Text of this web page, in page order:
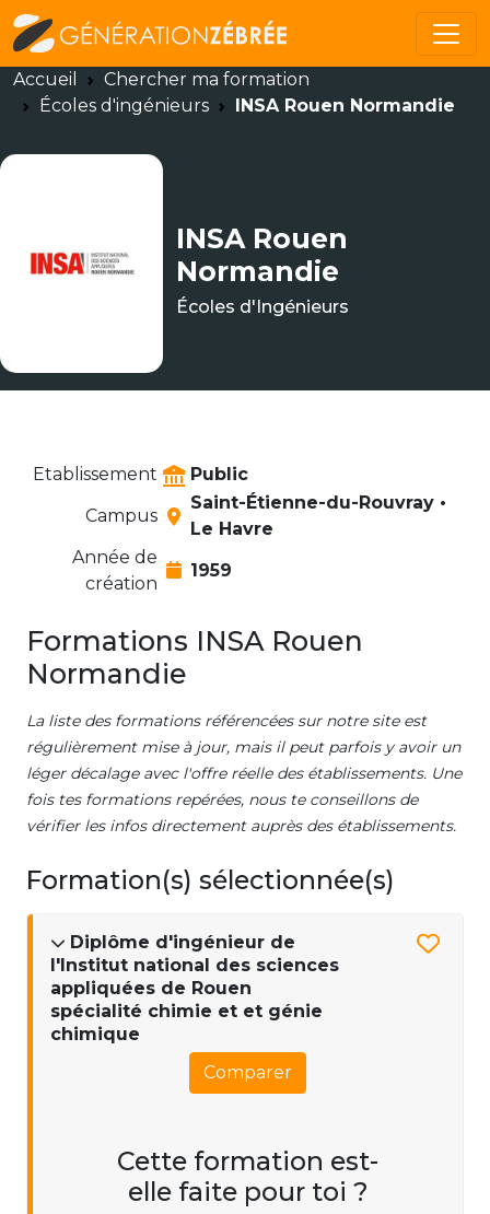
Accueil
Chercher ma formation
Écoles d'ingénieurs
INSA Rouen Normandie
INSA Rouen
Normandie
Écoles d'Ingénieurs
Etablissement
Public
Campus
Saint-Étienne-du-Rouvray •
Le Havre
Année de
création
1959
Formations INSA Rouen
Normandie
La liste des formations référencées sur notre site est
régulièrement mise à jour, mais il peut parfois y avoir un
léger décalage avec l'offre réelle des établissements. Une
fois tes formations repérées, nous te conseillons de
vérifier les infos directement auprès des établissements.
Formation(s) sélectionnée(s)
Diplôme d'ingénieur de
l'Institut national des sciences
appliquées de Rouen
spécialité chimie et et génie
chimique
Comparer
Cette formation est-
elle faite pour toi ?